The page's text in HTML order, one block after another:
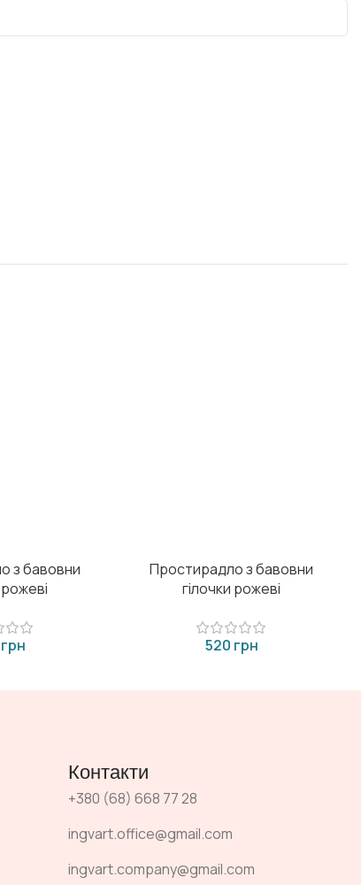
з бавовни
грн
Простирадло з бавовни
гілочки рожеві
грн
Контакти
+380 (68) 668 77 28
ingvart.office@gmail.com
ingvart.company@gmail.com